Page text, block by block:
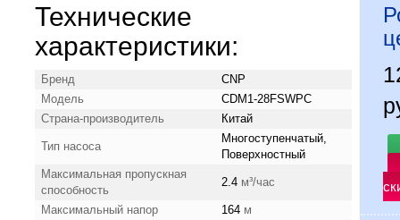
Технические
характеристики:
Бренд
CNP
Модель
CDM1-28FSWPC
Страна-производитель
Китай
Тип насоса
Многоступенчатый,
Поверхностный
Максимальная пропускная
способность
2.4 м³/час
Максимальный напор 164 м